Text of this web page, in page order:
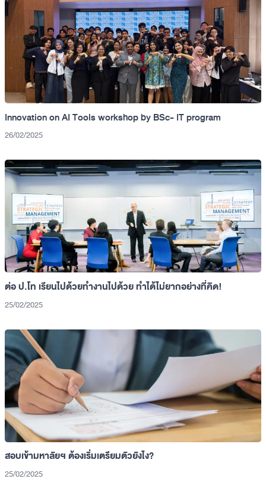
Innovation on AI Tools workshop by BSc- IT program
26/02/2025
ต่อ ป.โท เรียนไปด้วยทำงานไปด้วยทำได้ไม่ยากอย่างที่คิด!
25/02/2025
สอบเข้ามหาลัยฯ ต้องเริ่มเตรียมตัวยังไง?
25/02/2025